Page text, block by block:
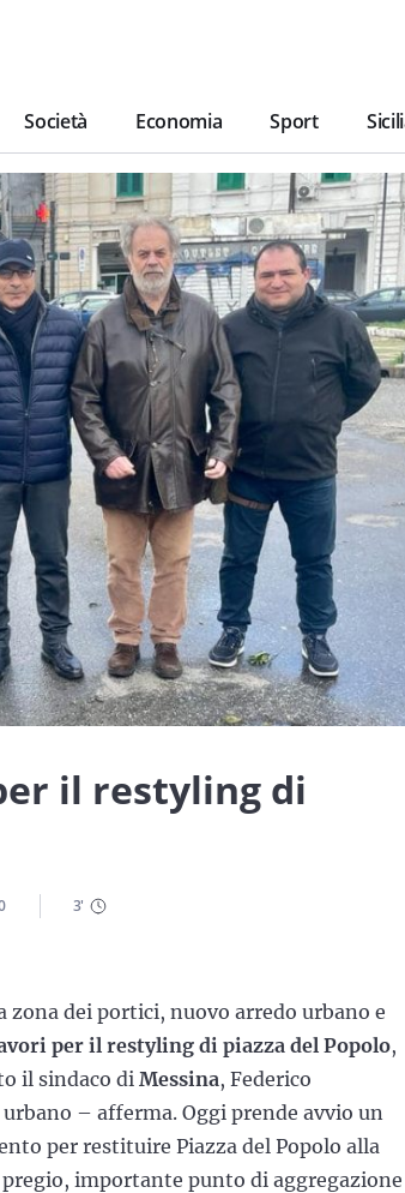
Società Economia Sport
il restyling di
3'
zona dei portici, nuovo arredo urbano e
per il restyling di piazza del Popolo,
il sindaco di Messina, Federico
– afferma. Oggi prende avvio un
per restituire Piazza del Popolo alla
importante punto di aggregazione